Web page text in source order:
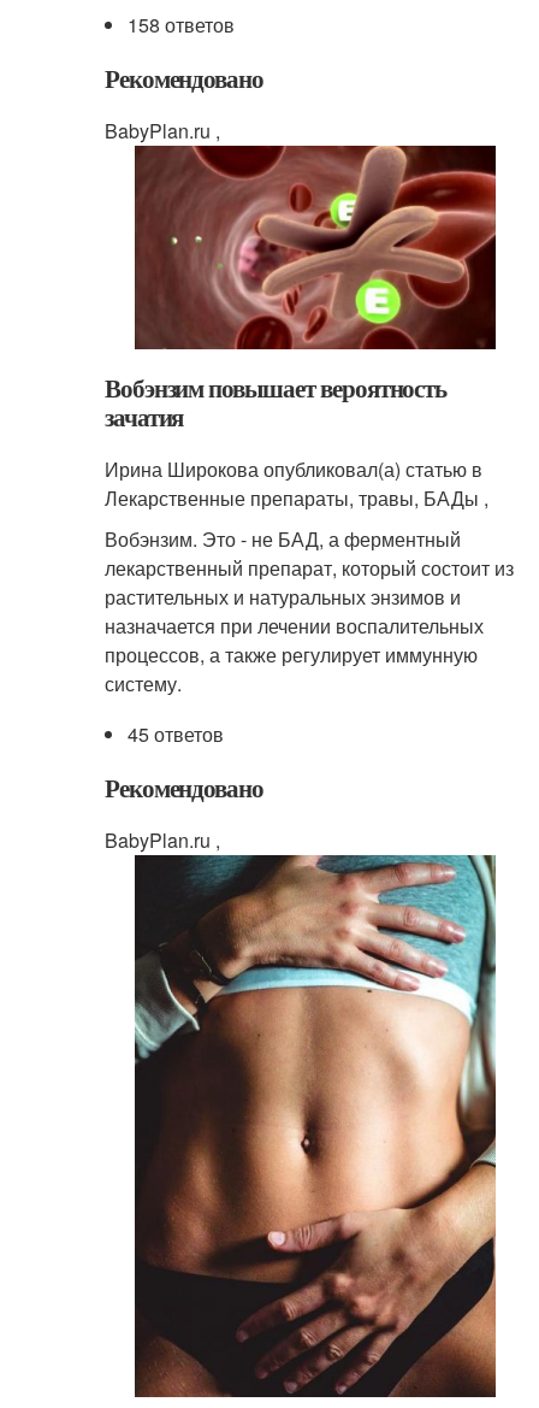
158 ответов
Рекомендовано
BabyPlan.ru ,
Вобэнзим повышает вероятность
зачатия
Ирина Широкова опубликовал(а) статью в
Лекарственные препараты, травы, БАДы ,
Вобэнзим. Это - не БАД, а ферментный
лекарственный препарат, который состоит из
растительных и натуральных энзимов и
назначается при лечении воспалительных
процессов, а также регулирует иммунную
систему.
45 ответов
Рекомендовано
BabyPlan.ru ,